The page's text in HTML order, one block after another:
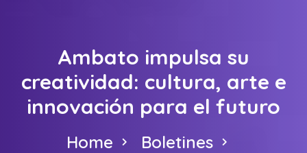
Ambato impulsa su
creatividad: cultura, arte e
innovación para el futuro
Home
Boletines